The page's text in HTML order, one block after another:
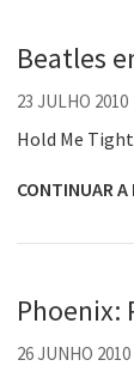
Beatles
23 JULHO 2010
Hold Me
CONTINUAR A
Phoenix:
26 JUNHO 2010